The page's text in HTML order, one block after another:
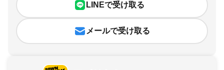
LINEで受け取る
メールで受け取る